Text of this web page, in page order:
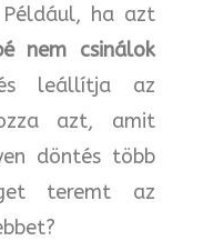
ha azt
nem csinálok
leállítja az
azt, amit
döntés több
teremt az